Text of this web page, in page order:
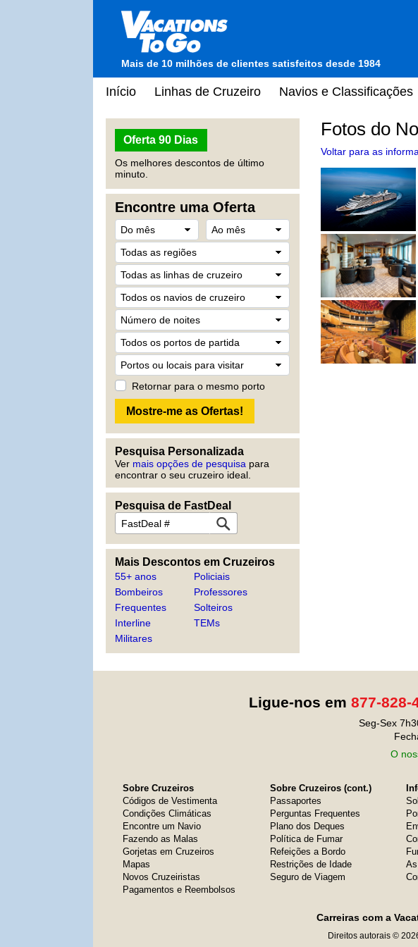
Mais de 10 milhões de clientes satisfeitos desde 1984
Início Linhas de Cruzeiro Navios e Classificações
Oferta 90 Dias
Os melhores descontos de último
minuto.
Encontre uma Oferta
Retornar para o mesmo porto
Pesquisa Personalizada
Ver mais opções de pesquisa para
encontrar o seu cruzeiro ideal.
Pesquisa de FastDeal
Mais Descontos em Cruzeiros
55+ anos
Bombeiros
Frequentes
Interline
Militares
Policiais
Professores
Solteiros
TEMs
Fotos do
Voltar para as
Ligue-nos em 877-828-
Seg-Sex
O
Sobre Cruzeiros
Códigos de Vestimenta
Condições Climáticas
Encontre um Navio
Fazendo as Malas
Gorjetas em Cruzeiros
Mapas
Novos Cruzeiristas
Pagamentos e Reembolsos
Sobre Cruzeiros (cont.)
Passaportes
Perguntas Frequentes
Plano dos Deques
Política de Fumar
Refeições a Bordo
Restrições de Idade
Seguro de Viagem
Carreiras com a
Direitos autorais ©